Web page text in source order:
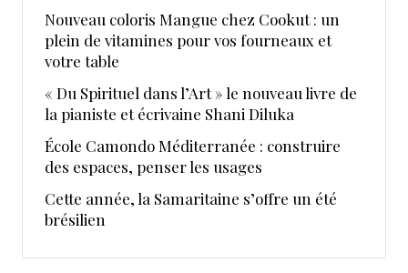
Nouveau coloris Mangue chez Cookut : un
plein de vitamines pour vos fourneaux et
votre table
« Du Spirituel dans l’Art » le nouveau livre de
la pianiste et écrivaine Shani Diluka
École Camondo Méditerranée : construire
des espaces, penser les usages
Cette année, la Samaritaine s’offre un été
brésilien